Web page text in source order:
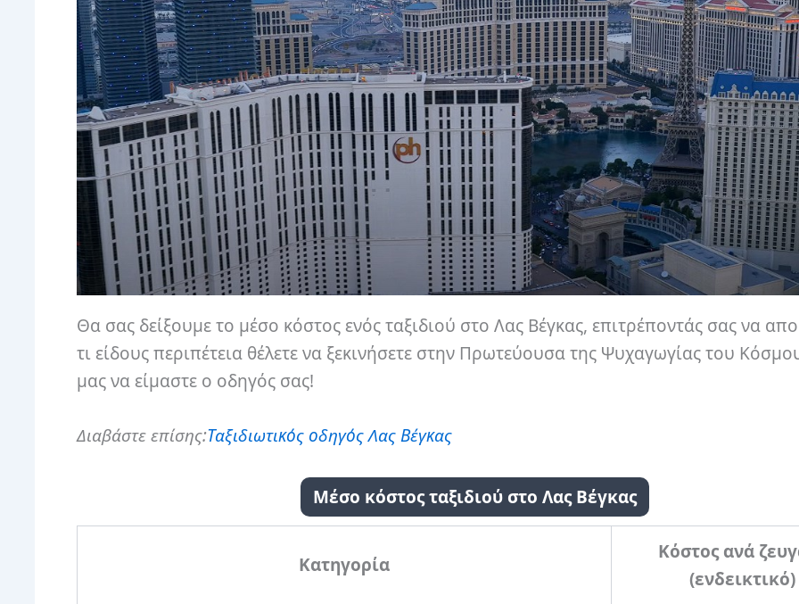
Θα σας δείξουμε το μέσο κόστος ενός ταξιδιού στο Λας Βέγκας, επιτρέποντάς σας να
τι είδους περιπέτεια θέλετε να ξεκινήσετε στην Πρωτεύουσα της Ψυχαγωγίας του
μας να είμαστε ο οδηγός σας!
Διαβάστε επίσης:Ταξιδιωτικός οδηγός Λας Βέγκας
Μέσο κόστος ταξιδιού στο Λας Βέγκας
Κατηγορία
Κόστος ανά
(ενδεικτικό)